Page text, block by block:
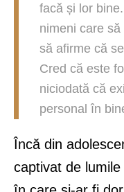
facă și lor
nimeni care
să afirme că
Cred că este
niciodată că
personal în
Încă din
captivat de